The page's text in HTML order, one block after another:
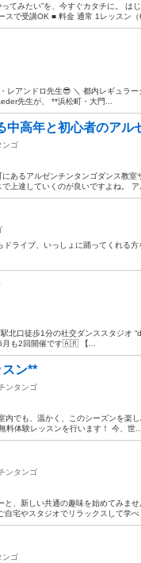
てみたい”を、今すぐカタチに。 は
で受講OK ■ 料金 通常 1レッスン（
レアンドロ先生😎 ＼ 都内レギュラ
先生が、 **浜松町・大門...
中高年と初心者のアル
ンゴ
あるアルゼンチンタンゴダンス教室
上達していくのが良いですよね。 ア
ライブ、いっしょに踊ってくれる
北口徒歩1分の社交ダンススタジオ
月も2回開催です🇦🇷 【...
ン**
ンタンゴ
でも、温かく、このシーズンを楽
体験レッスンを行います！ 今、世...
ンタンゴ
、新しい共通の趣味を始めてみま
宅やスタジオでリラックスして学べ
ンゴ